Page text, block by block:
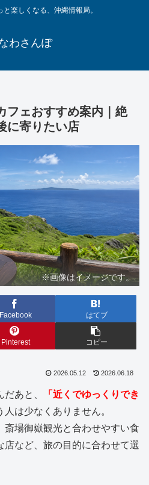
楽しくなる、沖縄情報局。
わさんぽ
フェおすすめ案内｜絶
に寄りたい店
※画像はイメージです。
Facebook はてブ
Pinterest コピー
2026.05.12 2026.06.18
あと、
「近くでゆっくりでき
人は少なくありません。
斎場御嶽観光と合わせやすい食
店など、旅の目的に合わせて選